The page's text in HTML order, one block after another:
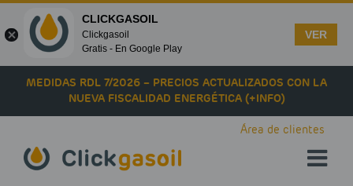
Skip to main content
MEDIDAS RDL 7/2026 – PRECIOS ACTUALIZADOS CON LA
NUEVA FISCALIDAD ENERGÉTICA (+INFO)
Área de clientes
CLICKGASOIL
Clickgasoil
Gratis - En Google Play
VER